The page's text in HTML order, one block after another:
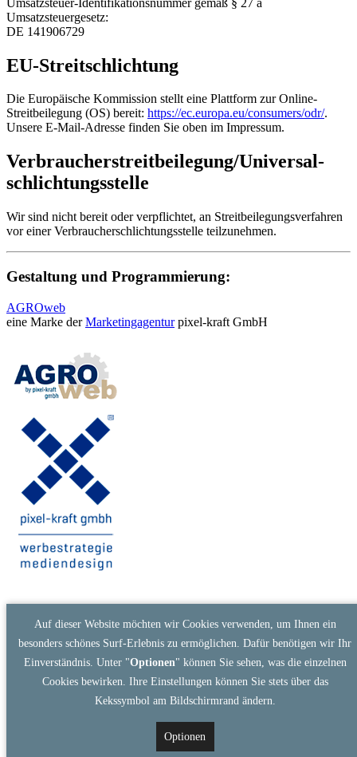
Umsatzsteuergesetz:
DE 141906729
EU-Streitschlichtung
Die Europäische Kommission stellt eine Plattform zur Online-
Streitbeilegung (OS) bereit: https://ec.europa.eu/consumers/odr/.
Unsere E-Mail-Adresse finden Sie oben im Impressum.
Verbraucher­streit­beilegung/Universal­
schlichtungs­stelle
Wir sind nicht bereit oder verpflichtet, an Streitbeilegungsverfahren
vor einer Verbraucherschlichtungsstelle teilzunehmen.
Gestaltung und Programmierung:
AGROweb
eine Marke derMarketingagenturpixel-kraft GmbH
Auf dieser Website möchten wir Cookies verwenden, um Ihnen ein
besonders schönes Surf-Erlebnis zu ermöglichen. Dafür benötigen wir Ihr
Einverständnis. Unter "Optionen" können Sie sehen, was die einzelnen
Cookies bewirken. Ihre Einstellungen können Sie stets über das
Kekssymbol am Bildschirmrand ändern.
Optionen